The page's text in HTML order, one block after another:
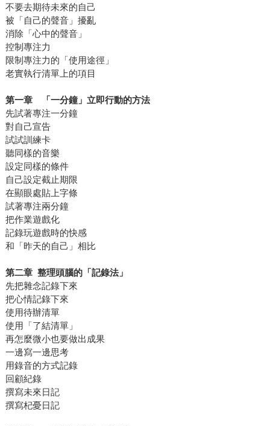
不要去期待未來的自己
被「自己的聲音」擾亂
消除「心中的聲音」
控制專注力
限制專注力的「使用途徑」
老實執行清單上的項目
第一章 「一分鐘」立即行動的方法
先試著專注一分鐘
對自己宣告
試試訓練卡
聽同樣的音樂
設定同樣的條件
自己設定截止期限
在顯眼處貼上字條
試著專注兩分鐘
把作業遊戲化
記錄玩遊戲時的快感
和「昨天的自己」相比
第二章 整理頭腦的「記錄法」
先把雜念記錄下來
把心情記錄下來
使用待辦清單
使用「了結清單」
再怎麼微小也要做出成果
一邊寫一邊思考
用錄音的方式記錄
回顧紀錄
撰寫未來日記
撰寫杞憂日記